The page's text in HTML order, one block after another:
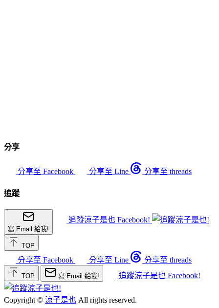
分享
分享至 Facebook 分享至 Line 分享至 threads
追蹤
寫 Email 給我!
追蹤涼子是也 Facebook!
TOP
分享至 Facebook 分享至 Line 分享至 threads
TOP 寫 Email 給我! 追蹤涼子是也 Facebook!
Copyright © 涼子是也 All rights reserved.